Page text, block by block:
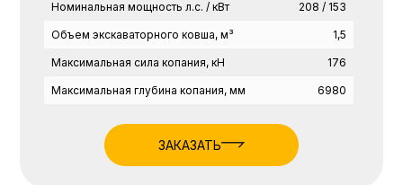
Номинальная мощность л.с. / кВт 208 / 153
Объем экскаваторного ковша, м³ 1,5
Максимальная сила копания, кН 176
Максимальная глубина копания, мм 6980
ЗАКАЗАТЬ